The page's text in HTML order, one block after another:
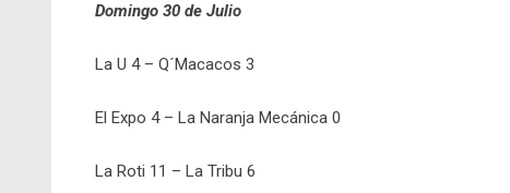
Domingo 30 de Julio
La U 4 – Q´Macacos 3
El Expo 4 – La Naranja Mecánica 0
La Roti 11 – La Tribu 6